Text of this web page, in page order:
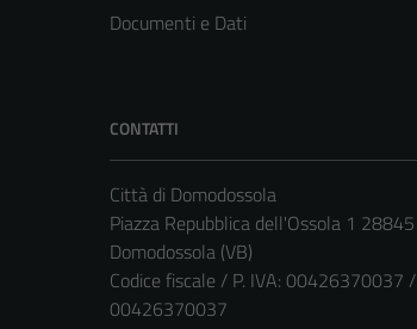
Documenti e Dati
CONTATTI
Città di Domodossola
Piazza Repubblica dell'Ossola 1 28845
Domodossola (VB)
Codice fiscale / P. IVA: 00426370037 /
00426370037